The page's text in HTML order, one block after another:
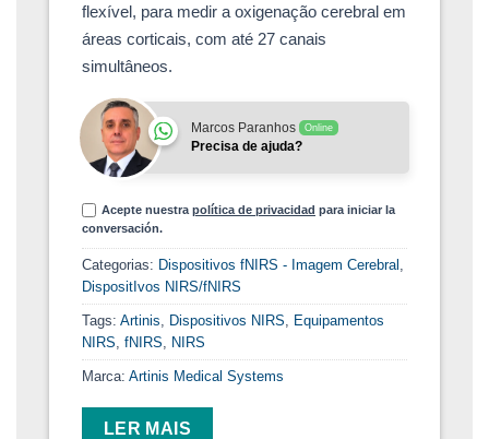
flexível, para medir a oxigenação cerebral em
áreas corticais, com até 27 canais
simultâneos.
Marcos Paranhos Online
Precisa de ajuda?
Acepte nuestra política de privacidad para iniciar la
conversación.
Categorias: Dispositivos fNIRS - Imagem Cerebral
DispositIvos NIRS/fNIRS
Tags: Artinis Dispositivos NIRS
Equipamentos
NIRS fNIRS NIRS
Marca: Artinis Medical Systems
LER MAIS